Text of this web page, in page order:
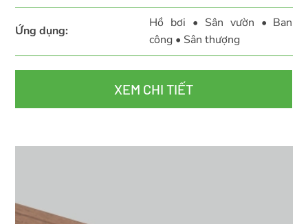
Ứng dụng:
Hồ bơi • Sân vườn • Ban
công • Sân thượng
XEM CHI TIẾT